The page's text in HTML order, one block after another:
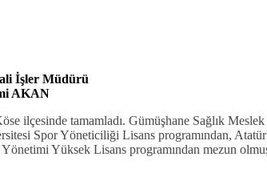
İşler Müdürü
AKAN
tamamladı. Gümüşhane Sağlık
Spor Yöneticiliği Lisans programından,
Yüksek Lisans programından mezun